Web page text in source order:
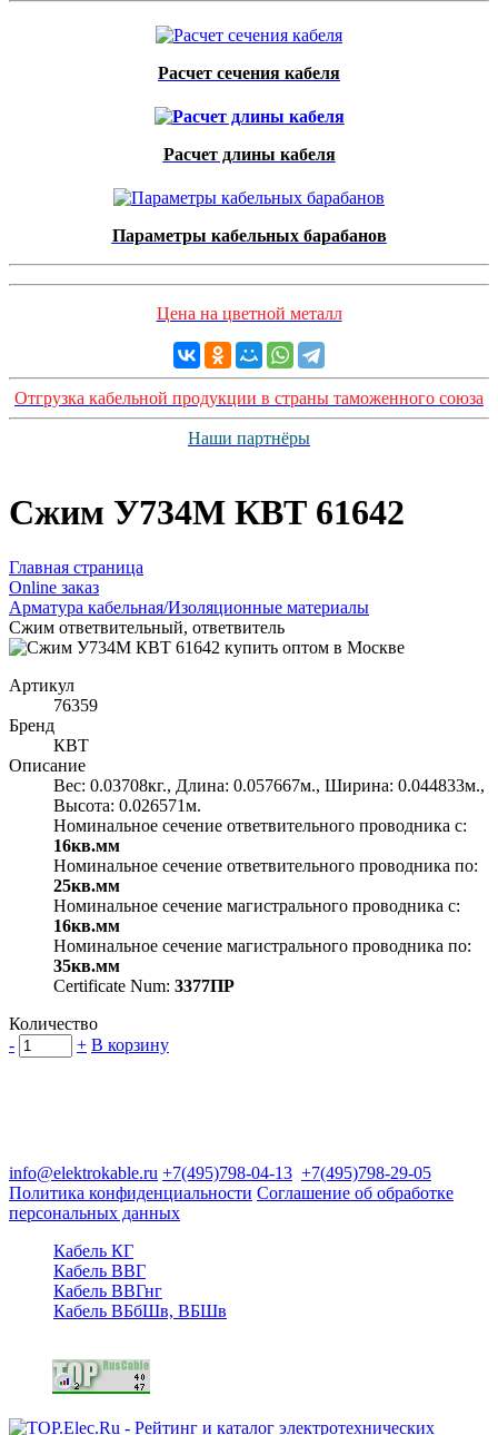
Расчет сечения кабеля
Расчет длины кабеля
Параметры кабельных барабанов
Цена на цветной металл
Отгрузка кабельной продукции в страны таможенного союза
Наши партнёры
Сжим У734М КВТ 61642
Главная страница
Оnline заказ
Арматура кабельная/Изоляционные материалы
Сжим ответвительный, ответвитель
Артикул
76359
Бренд
КВТ
Описание
Вес: 0.03708кг., Длина: 0.057667м., Ширина: 0.044833м.,
Высота: 0.026571м.
Номинальное сечение ответвительного проводника с:
16кв.мм
Номинальное сечение ответвительного проводника по:
25кв.мм
Номинальное сечение магистрального проводника с:
16кв.мм
Номинальное сечение магистрального проводника по:
35кв.мм
Certificate Num: 3377ПР
Количество
-
+ В корзину
info@elektrokable.ru +7(495)798-04-13 +7(495)798-29-05
Политика конфиденциальности Соглашение об обработке
персональных данных
Кабель КГ
Кабель ВВГ
Кабель ВВГнг
Кабель ВБбШв, ВБШв